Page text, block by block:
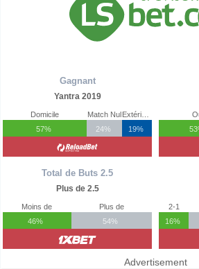
Gagnant
Yantra 2019
Domicile
57%
Match Nul
24%
19%
Total de Buts 2.5
Plus de 2.5
Moins de
46%
Plus de
54%
2-1
16%
Advertisement